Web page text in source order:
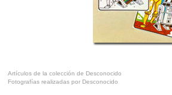
Artículos de la colección de Desconocido
Fotografías realizadas por Desconocido